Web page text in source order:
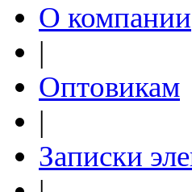
О компании
|
Оптовикам
|
Записки